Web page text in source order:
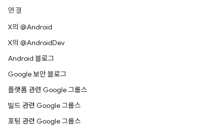
연결
X의 @Android
X의 @AndroidDev
Android 블로그
Google 보안 블로그
플랫폼 관련 Google 그룹스
빌드 관련 Google 그룹스
포팅 관련 Google 그룹스